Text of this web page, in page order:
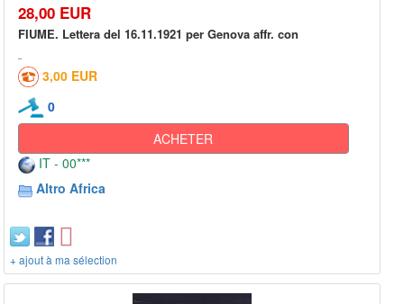
28,00 EUR
FIUME. Lettera del 16.11.1921 per Genova affr. con
3,00 EUR
0
ACHETER
IT - 00***
Altro Africa
+ ajout à ma sélection